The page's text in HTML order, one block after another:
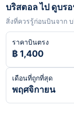
บริสตอล ไป ดูบร
สิ่งที่ควรรู้ก่อนบินจาก
ราคาบินตรง
฿ 1,400
เดือนที่ถูกที่สุด
พฤศจิกายน